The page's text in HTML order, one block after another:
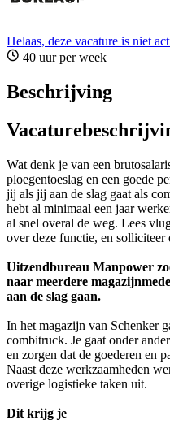
Helaas, deze vacature is niet
40 uur per week
Beschrijving
Wat denk je van een
ploegentoeslag en een goede
jij als jij aan de slag gaat als
hebt al minimaal een jaar
al snel overal de weg. Lees
over deze functie, en solliciteer
Uitzendbureau Manpower
naar meerdere
aan de slag gaan.
In het magazijn van Schenker
combitruck. Je gaat onder
en zorgen dat de goederen en
Naast deze werkzaamheden
overige logistieke taken uit.
Dit krijg je